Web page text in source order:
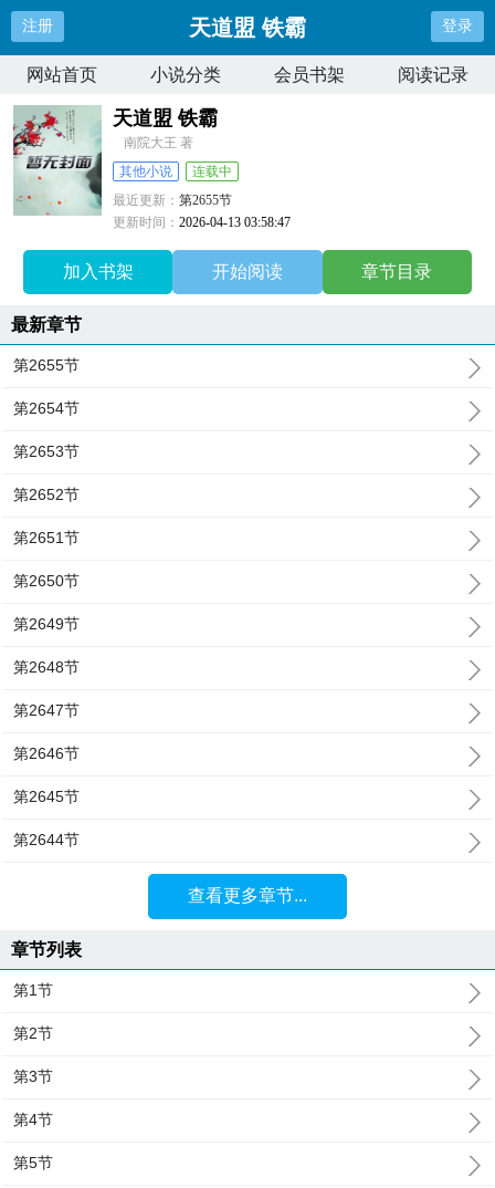
注册 天道盟 铁霸 登录
网站首页 小说分类 会员书架 阅读记录
天道盟 铁霸
南院大王 著
其他小说
连载中
最近更新：第2655节
更新时间：2026-04-13 03:58:47
加入书架 开始阅读 章节目录
最新章节
第2655节
第2654节
第2653节
第2652节
第2651节
第2650节
第2649节
第2648节
第2647节
第2646节
第2645节
第2644节
查看更多章节...
章节列表
第1节
第2节
第3节
第4节
第5节